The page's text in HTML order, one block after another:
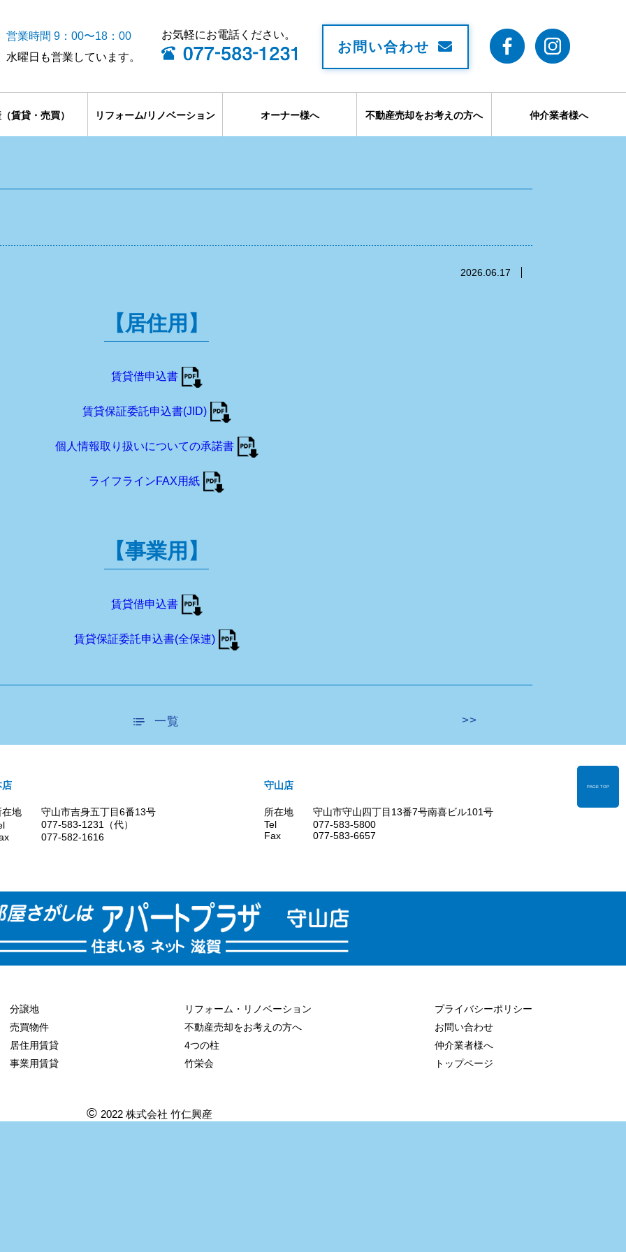
営業時間 9：00〜18：00
水曜日も営業しています。
お気軽にお電話ください。
お問い合わせ
賃貸・売買） リフォーム/リノベーション オーナー様へ 不動産売却をお考えの方へ 仲介業者様へ
2026.06.17
【居住用】
賃貸借申込書
賃貸保証委託申込書(JID)
個人情報取り扱いについての承諾書
ライフラインFAX用紙
【事業用】
賃貸借申込書
賃貸保証委託申込書(全保連)
一覧 >>
PAGE TOP
店
在地
守山市吉身五丁目6番13号
077-583-1231（代）
077-582-1616
守山店
所在地 守山市守山四丁目13番7号南喜ビル101号
Tel
077-583-5800
Fax
077-583-6657
分譲地
売買物件
居住用賃貸
事業用賃貸
リフォーム・リノベーション
不動産売却をお考えの方へ
4つの柱
竹栄会
プライバシーポリシー
お問い合わせ
仲介業者様へ
トップページ
© 2022 株式会社 竹仁興産